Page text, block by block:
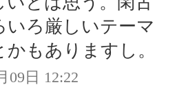
いろ厳しいテーマ
もありますし。
09日 12:22